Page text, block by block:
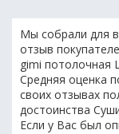
Мы собрали для
отзыв
gimi потолочная
Средняя оценка
своих отзывах
достоинства
Если у Вас был